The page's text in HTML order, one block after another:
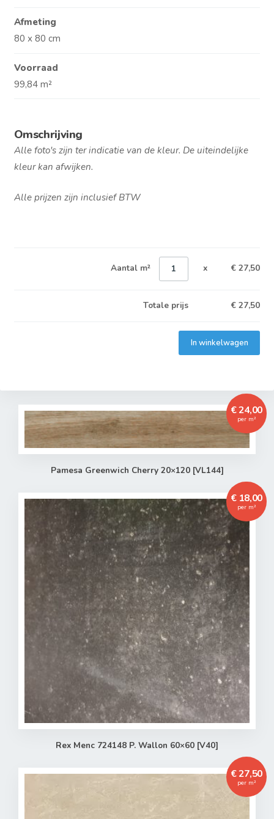
Afmeting
80 x 80 cm
Voorraad
99,84 m²
Omschrijving
Alle foto's zijn ter indicatie van de kleur. De uiteindelijke
kleur kan afwijken.
Alle prijzen zijn inclusief BTW
Aantal m² x € 27,50
Totale prijs €27,50
In winkelwagen
Pamesa Greenwich Cherry 20×120 [VL144]
€ 24,00
per m²
Rex Menc 724148 P. Wallon 60×60 [V40]
€ 18,00
per m²
€ 27,50
per m²
Toegevoegd aan winkelwagen
Het product is toegevoegd aan uw winkelwagen.
Verder winkelen Naar winkelwagen